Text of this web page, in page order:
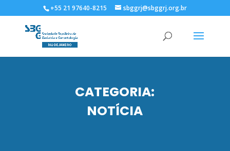
+55 21 97640-8215 sbggrj@sbggrj.org.br
CATEGORIA:
NOTÍCIA